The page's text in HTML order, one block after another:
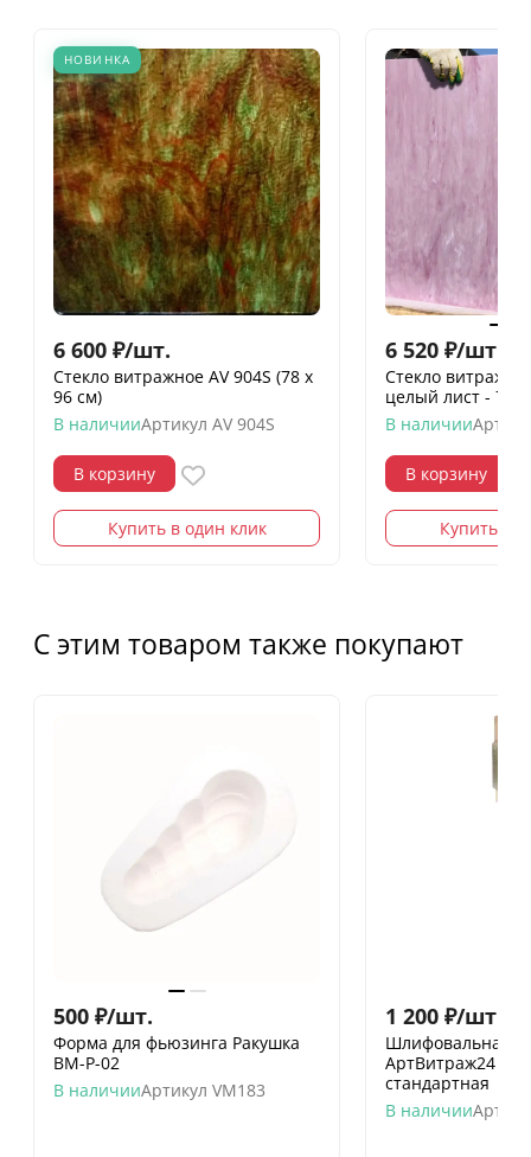
НОВИНКА
6 600 ₽/шт.
Стекло витражное AV 904S (78 х
96 см)
В наличииАртикул AV 904S
В корзину
Купить в один клик
6 520 ₽/шт.
Стекло
целый лист - 78
В наличии
В корзину
Купить в
С этим товаром также покупают
500 ₽/шт.
Форма для фьюзинга Ракушка
ВМ-Р-02
В наличииАртикул VM183
1 200 ₽/шт.
Шлифовальная
АртВитраж24 19
стандартная
В наличии